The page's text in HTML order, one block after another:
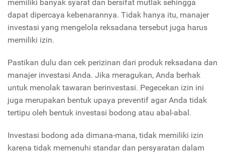
memiliki banyak syarat dan bersifat mutlak sehingga
dapat dipercaya kebenarannya. Tidak hanya itu, manajer
investasi yang mengelola reksadana tersebut juga harus
memiliki izin.
Pastikan dulu dan cek perizinan dari produk reksadana dan
manajer investasi Anda. Jika meragukan, Anda berhak
untuk menolak tawaran berinvestasi. Pegecekan izin ini
juga merupakan bentuk upaya preventif agar Anda tidak
tertipu oleh bentuk investasi bodong atau abal-abal.
Investasi bodong ada dimana-mana, tidak memiliki izin
karena tidak memenuhi standar dan persyaratan dalam